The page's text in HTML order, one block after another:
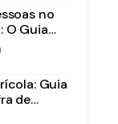
no
O Guia
o
Guia
de